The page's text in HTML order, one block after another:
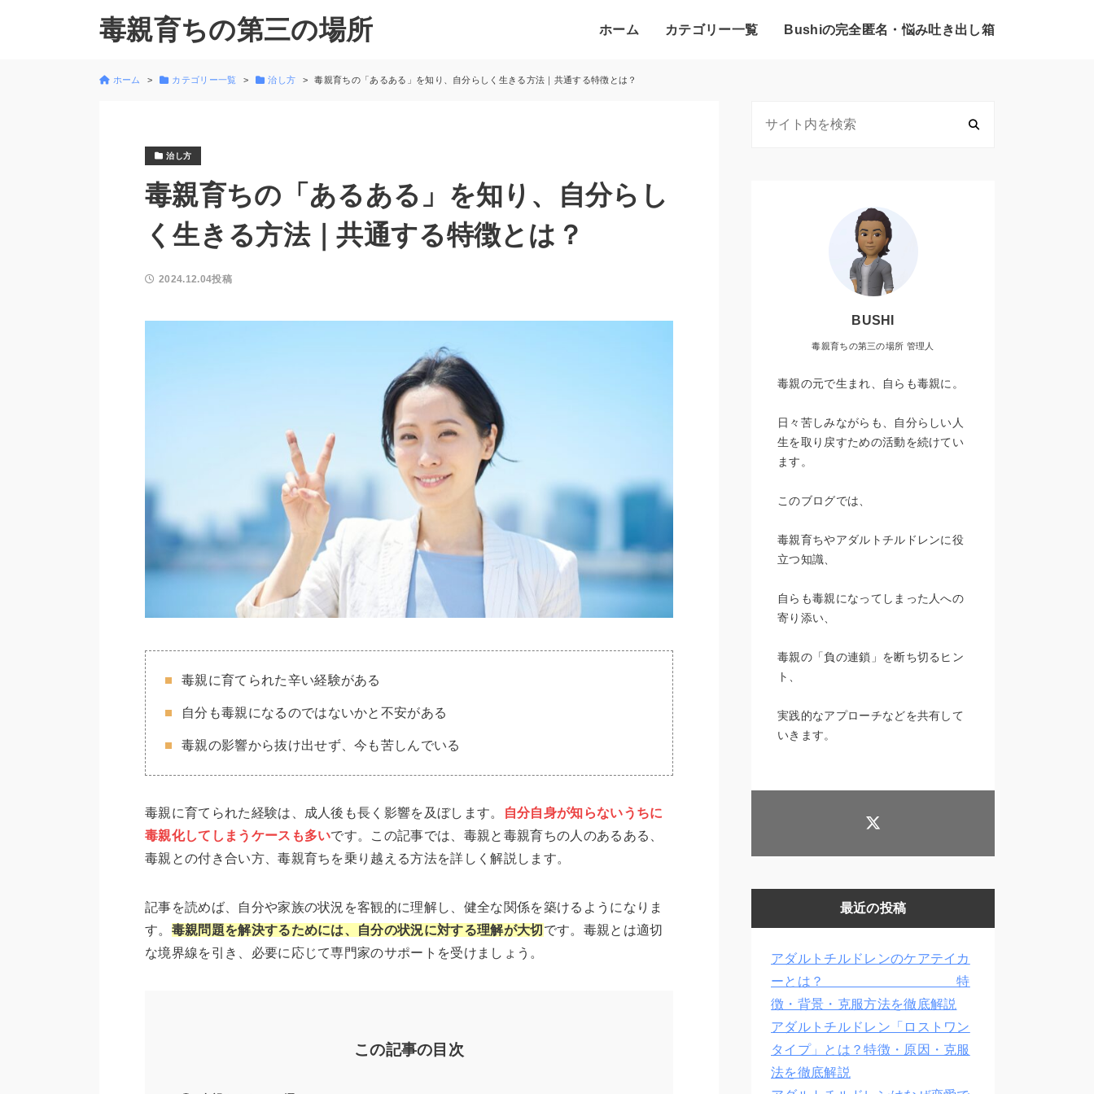
毒親育ちの第三の場所 ホーム カテゴリー一覧 Bushiの完全匿名・悩み吐き出し箱
ホーム カテゴリー一覧 治し方 毒親育ちの「あるある」を知り、自分らしく生きる方法｜共通する特徴とは？
治し方
毒親育ちの「あるある」を知り、自分らし
く生きる方法｜共通する特徴とは？
2024.12.04投稿
毒親に育てられた辛い経験がある
自分も毒親になるのではないかと不安がある
毒親の影響から抜け出せず、今も苦しんでいる
毒親に育てられた経験は、成人後も長く影響を及ぼします。
自分自身が知らないうちに
毒親化してしまうケースも多いです。この記事では、毒親と毒親育ちの人のあるある、
毒親との付き合い方、毒親育ちを乗り越える方法を詳しく解説します。
記事を読めば、自分や家族の状況を客観的に理解し、健全な関係を築けるようになりま
す。 毒親問題を解決するためには、自分の状況に対する理解が大切 です。毒親とは適切
な境界線を引き、必要に応じて専門家のサポートを受けましょう。
この記事の目次
BUSHI
毒親育ちの第三の場所 管理人
毒親の元で生まれ、自らも毒親に。
日々苦しみながらも、自分らしい人
生を取り戻すための活動を続けてい
ます。
このブログでは、
毒親育ちやアダルトチルドレンに役
立つ知識、
自らも毒親になってしまった人への
寄り添い、
毒親の「負の連鎖」を断ち切るヒン
ト、
実践的なアプローチなどを共有して
いきます。
最近の投稿
アダルトチルドレンのケアテイカ
ーとは？ 特
徴・背景・克服方法を徹底解説
アダルトチルドレン「ロストワン
タイプ」とは？特徴・原因・克服
法を徹底解説